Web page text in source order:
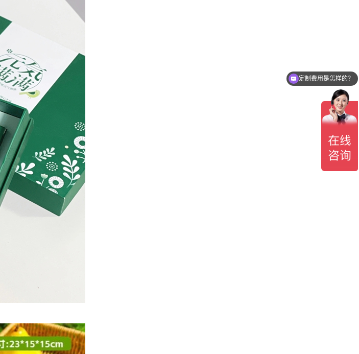
定制费用是怎样的？
企业送客户送什么呢？